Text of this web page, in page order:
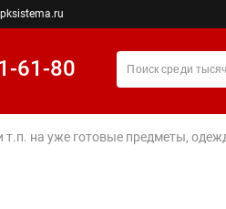
61-80
т.п. на уже готовые предметы,